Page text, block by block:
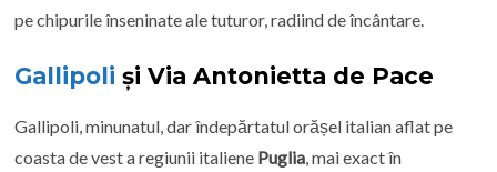
pe chipurile înseninate ale tuturor, radiind de încântare.
Gallipoli și Via Antonietta de Pace
Gallipoli, minunatul, dar îndepărtatul orășel italian aflat pe
coasta de vest a regiunii italiene Puglia , mai exact în